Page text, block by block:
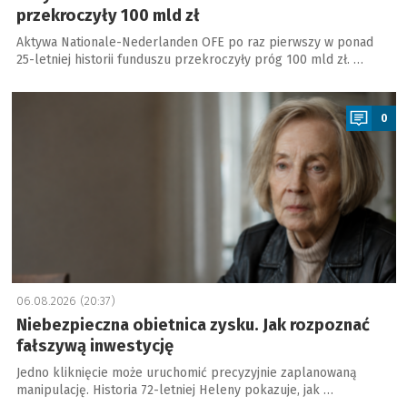
przekroczyły 100 mld zł
Aktywa Nationale-Nederlanden OFE po raz pierwszy w ponad
25-letniej historii funduszu przekroczyły próg 100 mld zł. …
a
0
06.08.2026 (20:37)
Niebezpieczna obietnica zysku. Jak rozpoznać
fałszywą inwestycję
Jedno kliknięcie może uruchomić precyzyjnie zaplanowaną
manipulację. Historia 72-letniej Heleny pokazuje, jak …